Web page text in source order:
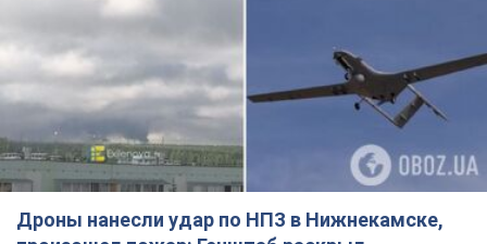
Дроны нанесли удар по НПЗ в Нижнекамске,